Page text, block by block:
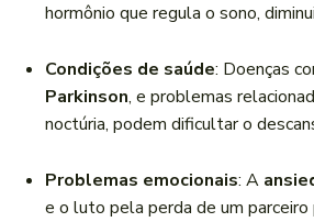
hormônio que regula o sono,
Condições de saúde: Doenças
Parkinson, e problemas
noctúria, podem dificultar o
Problemas emocionais: A
e o luto pela perda de um